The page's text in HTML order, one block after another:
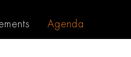
Agenda